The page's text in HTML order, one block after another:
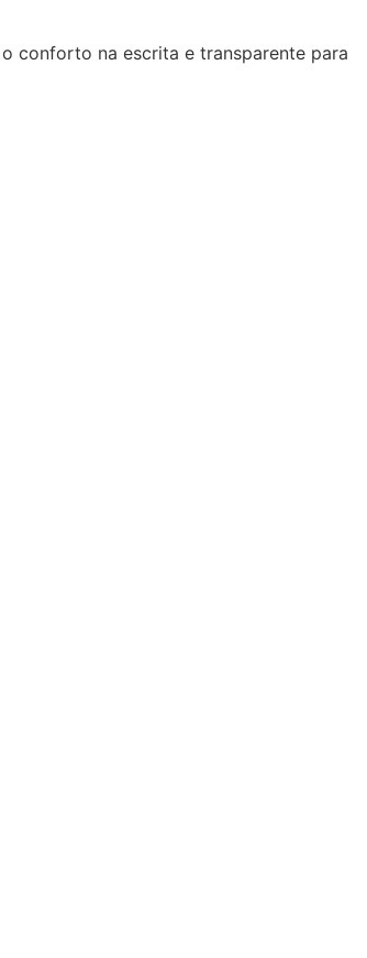
conforto na escrita e transparente para